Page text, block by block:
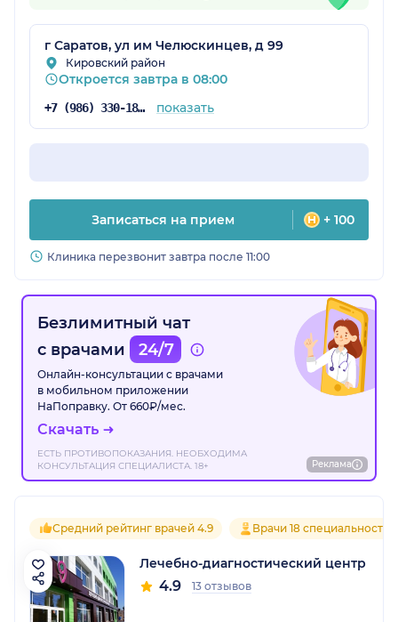
г Саратов, ул им Челюскинцев, д 99
Кировский район
Откроется завтра в 08:00
+7 (986) 330-18-96 показать
Записаться на прием + 100
Клиника перезвонит завтра после 11:00
Безлимитный чат
с врачами
24/7
Онлайн-консультации с врачами
в мобильном приложении
НаПоправку. От 660₽/мес.
Скачать
ЕСТЬ ПРОТИВОПОКАЗАНИЯ. НЕОБХОДИМА
КОНСУЛЬТАЦИЯ СПЕЦИАЛИСТА. 18+
Реклама
Средний рейтинг врачей 4.9 Врачи 18 специальностей
Лечебно-диагностический центр
4.9 13 отзывов